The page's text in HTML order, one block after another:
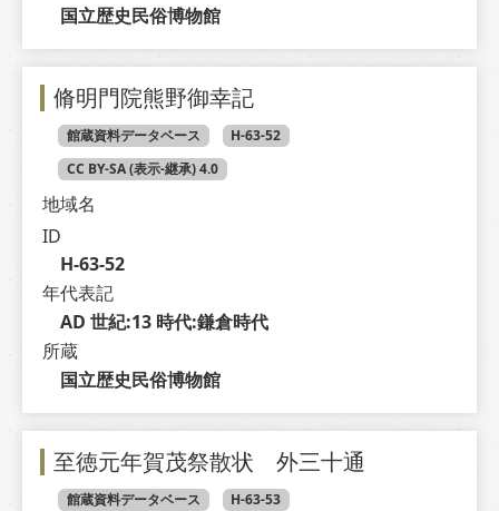
国立歴史民俗博物館
脩明門院熊野御幸記
館蔵資料データベース
H-63-52
CC BY-SA (表示-継承) 4.0
地域名
ID
H-63-52
年代表記
AD 世紀:13 時代:鎌倉時代
所蔵
国立歴史民俗博物館
至徳元年賀茂祭散状 外三十通
館蔵資料データベース
H-63-53